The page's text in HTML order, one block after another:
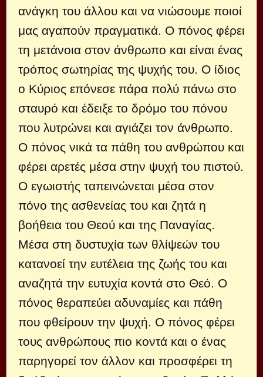
ανάγκη του άλλου και να νιώσουμε ποιοί
μας αγαπούν πραγματικά. Ο πόνος φέρει
τη μετάνοια στον άνθρωπο και είναι ένας
τρόπος σωτηρίας της ψυχής του. Ο ίδιος
ο Κύριος επόνεσε πάρα πολύ πάνω στο
σταυρό και έδειξε το δρόμο του πόνου
που λυτρώνει και αγιάζει τον άνθρωπο.
Ο πόνος νικά τα πάθη του ανθρώπου και
φέρει αρετές μέσα στην ψυχή του πιστού.
Ο εγωιστής ταπεινώνεται μέσα στον
πόνο της ασθενείας του και ζητά η
βοήθεια του Θεού και της Παναγίας.
Μέσα στη δυστυχία των θλίψεών του
κατανοεί την ευτέλεια της ζωής του και
αναζητά την ευτυχία κοντά στο Θεό. Ο
πόνος θεραπεύει αδυναμίες και πάθη
που φθείρουν την ψυχή. Ο πόνος φέρει
τους ανθρώπους πιο κοντά και ο ένας
παρηγορεί τον άλλον και προσφέρει τη